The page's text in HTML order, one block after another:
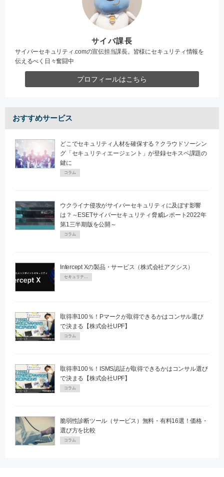
サイバ課長
サイバーセキュリティ.comの宣伝担当課長。皆様にセキュリティ情報を
伝えるべく日々奮闘中
プロフィールはこちら
おすすめサービス
どこでセキュリティ人材を確保する？クラウドソーシン
グ「セキュリティエージェント」が登録セキスペ課題の
鍵に
コラム
ウクライナ侵攻がサイバーセキュリティに及ぼす影響
は？～ESETサイバーセキュリティ脅威レポート2022年
第1三半期版を公開～
コラム
Intercept Xの製品・サービス（株式会社アクシス）
取得率100％！Pマークが取得できるかはコンサル選び
で決まる【株式会社UPF】
コラム
取得率100％！ISMS認証が取得できるかはコンサル選び
で決まる【株式会社UPF】
コラム
脆弱性診断ツール（サービス）無料・有料16選！価格・
選び方を比較
コラム